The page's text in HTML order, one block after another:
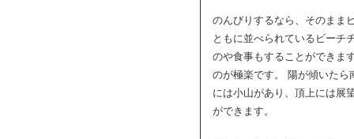
のんびりするなら、そのまま
ともに並べられているビーチ
のや食事もすることができま
のが極楽です。 陽が傾いた
には小山があり、頂上には展
ができます。